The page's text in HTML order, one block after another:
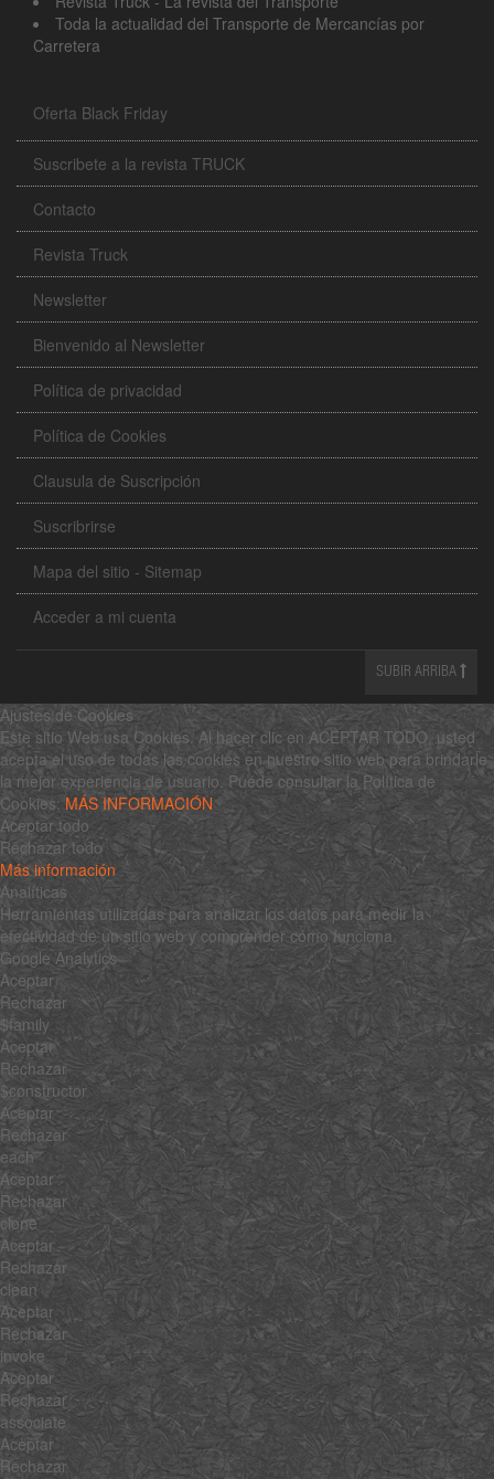
Toda la actualidad del Transporte de Mercancías por
Carretera
Oferta Black Friday
Suscribete a la revista TRUCK
Contacto
Revista Truck
Newsletter
Bienvenido al Newsletter
Política de privacidad
Política de Cookies
Clausula de Suscripción
Suscribrirse
Mapa del sitio - Sitemap
Acceder a mi cuenta
SUBIR ARRIBA
Ajustes de Cookies
Este sitio Web usa Cookies. Al hacer clic en ACEPTAR TODO, usted
acepta el uso de todas las cookies en nuestro sitio web para brindarle
la mejor experiencia de usuario. Puede consultar la Política de
Cookies: MÁS INFORMACIÓN
Aceptar todo
Rechazar todo
Más información
Analíticas
Herramientas utilizadas para analizar los datos para medir la
efectividad de un sitio web y comprender cómo funciona.
Google Analytics
Aceptar
Rechazar
$family
Aceptar
Rechazar
$constructor
Aceptar
Rechazar
each
Aceptar
Rechazar
clone
Aceptar
Rechazar
clean
Aceptar
Rechazar
invoke
Aceptar
Rechazar
associate
Aceptar
Rechazar